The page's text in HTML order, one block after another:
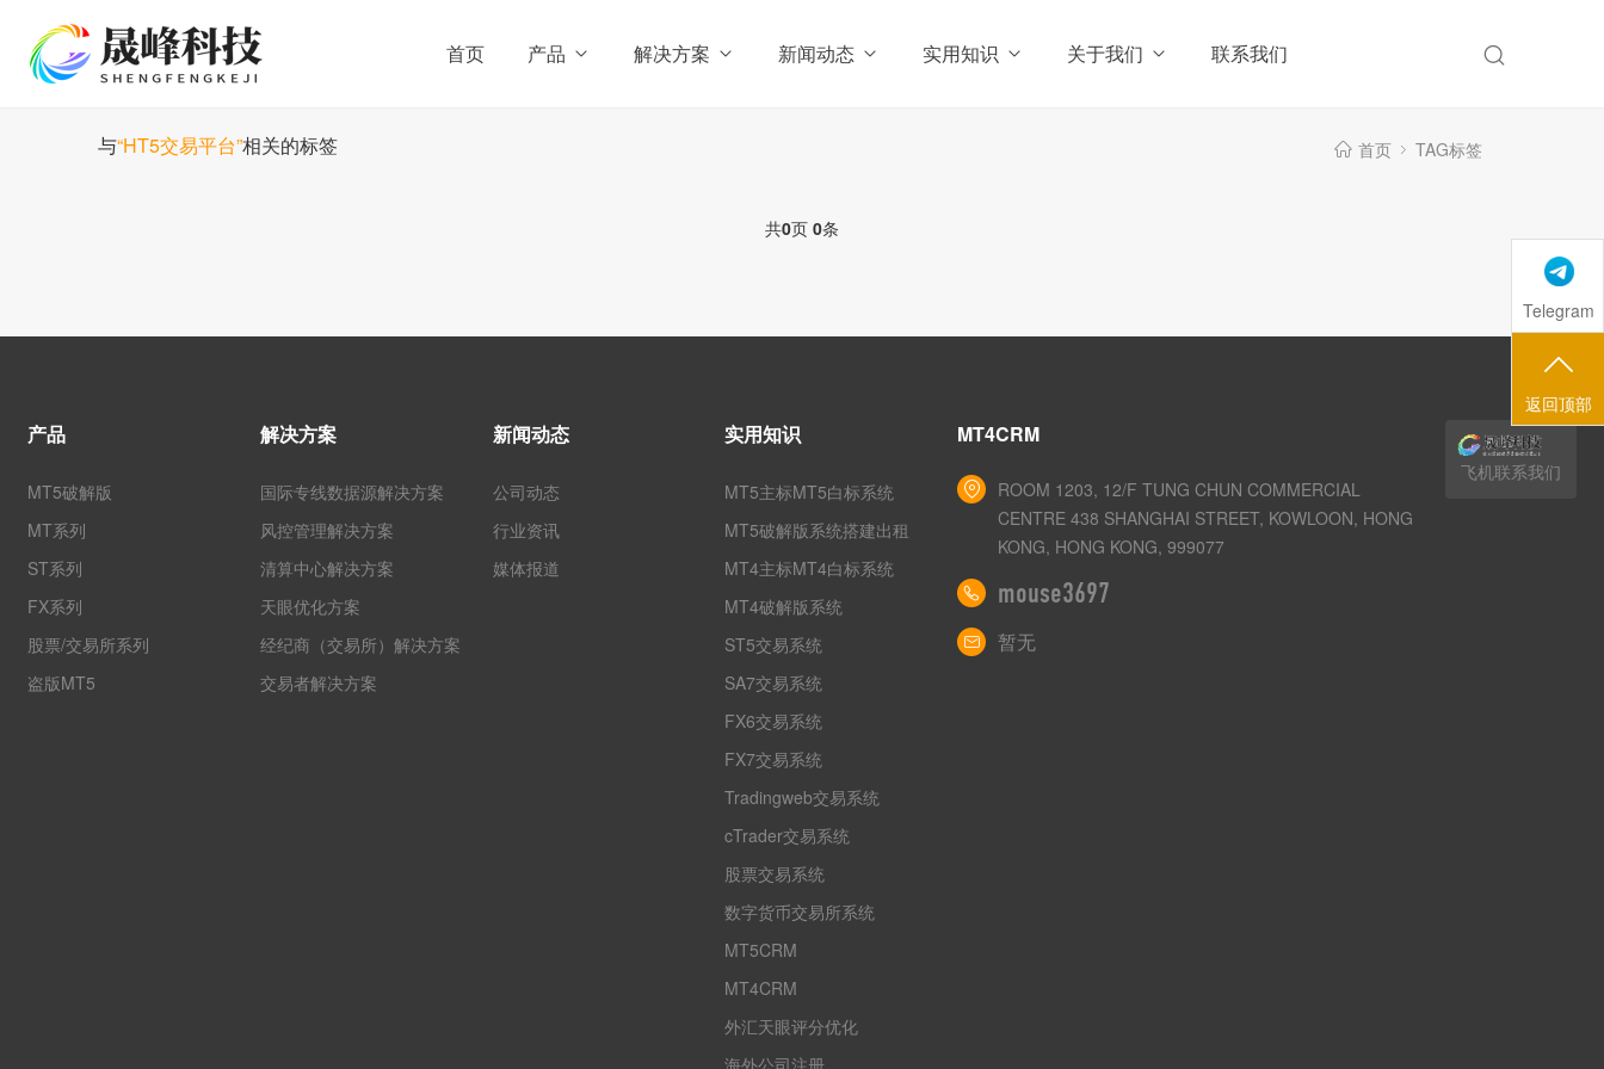
首页 产品 解决方案 新闻动态 实用知识 关于我们 联系我们
与“HT5交易平台”相关的标签 首页 TAG标签
共0页 0条
产品
MT5破解版
MT系列
ST系列
FX系列
股票/交易所系列
盗版MT5
解决方案
国际专线数据源解决方案
风控管理解决方案
清算中心解决方案
天眼优化方案
经纪商（交易所）解决方案
交易者解决方案
新闻动态
公司动态
行业资讯
媒体报道
实用知识
MT5主标MT5白标系统
MT5破解版系统搭建出租
MT4主标MT4白标系统
MT4破解版系统
ST5交易系统
SA7交易系统
FX6交易系统
FX7交易系统
Tradingweb交易系统
cTrader交易系统
股票交易系统
数字货币交易所系统
MT5CRM
MT4CRM
外汇天眼评分优化
海外公司注册
MT4CRM
ROOM 1203, 12/F TUNG CHUN COMMERCIAL
CENTRE 438 SHANGHAI STREET, KOWLOON, HONG
KONG, HONG KONG, 999077
mouse3697
暂无
飞机联系我们
Telegram
返回顶部